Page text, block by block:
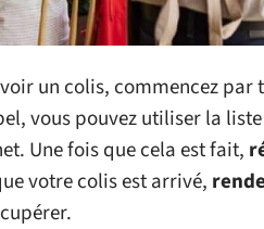
un colis, commencez
vous pouvez utiliser la
Une fois que cela est fait,
votre colis est arrivé,